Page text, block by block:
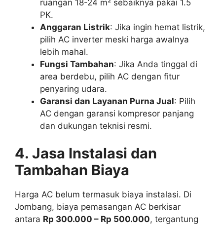
ruangan 18-24 m² sebaiknya pakai 1.5
PK.
Anggaran Listrik: Jika ingin hemat listrik,
pilih AC inverter meski harga awalnya
lebih mahal.
Fungsi Tambahan: Jika Anda tinggal di
area berdebu, pilih AC dengan fitur
penyaring udara.
Garansi dan Layanan Purna Jual: Pilih
AC dengan garansi kompresor panjang
dan dukungan teknisi resmi.
4. Jasa Instalasi dan
Tambahan Biaya
Harga AC belum termasuk biaya instalasi. Di
Jombang, biaya pemasangan AC berkisar
antara Rp 300.000 – Rp 500.000, tergantung